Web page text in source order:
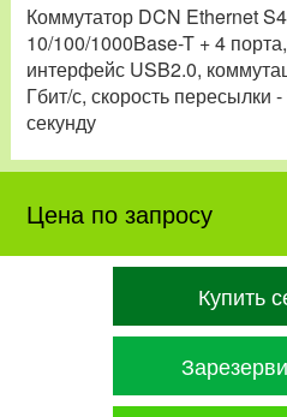
Коммутатор DCN Ethernet
10/100/1000Base-T + 4
интерфейс USB2.0,
Гбит/с, скорость пересылки
секунду
Цена по запросу
Купить